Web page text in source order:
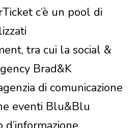
c’è un pool di
tra cui la social &
Brad&K
di comunicazione
eventi Blu&Blu